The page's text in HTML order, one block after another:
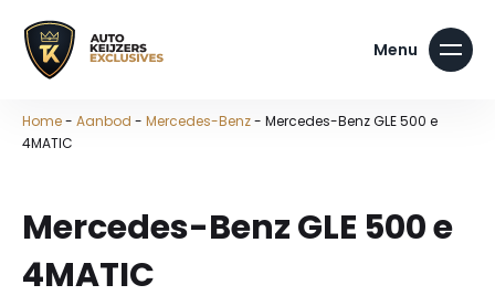
Home- Aanbod - Mercedes-Benz- Mercedes-Benz GLE 500 e
4MATIC
Mercedes-Benz GLE 500 e
4MATIC